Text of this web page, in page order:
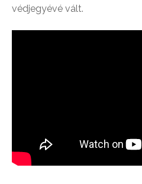
védjegyévé vált.